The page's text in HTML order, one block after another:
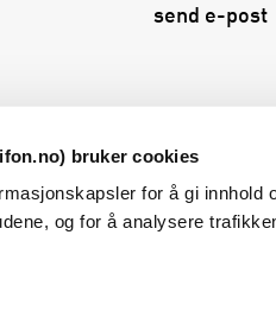
bruker cookies
for å gi innhold
og for å analysere
send e-post